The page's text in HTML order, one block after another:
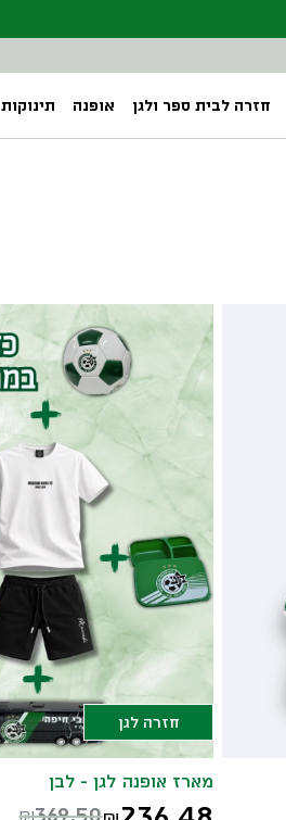
חזרה לבית ספר ולגן אופנה תינוקות
חזרה לגן
מארז אופנה לגן - לבן
369.50
₪